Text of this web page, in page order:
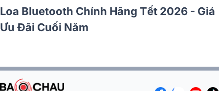
Săn Loa Nghe Nhạc Giá Tốt Dịp Tết Ưu
Đãi Lớn Cuối Năm